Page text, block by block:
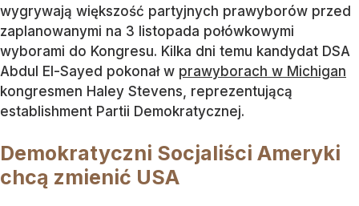
wygrywają większość partyjnych prawyborów przed
zaplanowanymi na 3 listopada połówkowymi
wyborami do Kongresu. Kilka dni temu kandydat DSA
Abdul El-Sayed pokonał w prawyborach w Michigan
kongresmen Haley Stevens, reprezentującą
establishment Partii Demokratycznej.
Demokratyczni Socjaliści Ameryki
chcą zmienić USA